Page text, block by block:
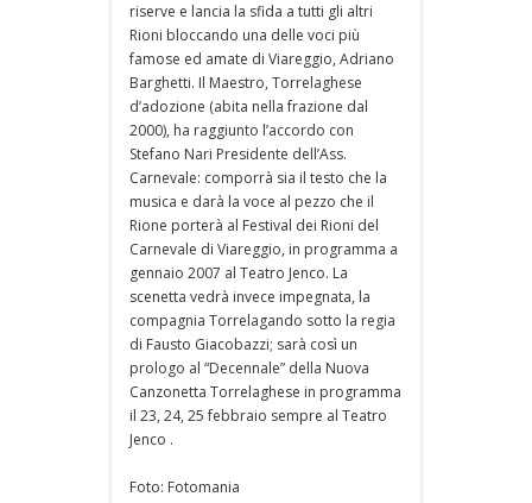
riserve e lancia la sfida a tutti gli altri
Rioni bloccando una delle voci più
famose ed amate di Viareggio, Adriano
Barghetti. Il Maestro, Torrelaghese
d’adozione (abita nella frazione dal
2000), ha raggiunto l’accordo con
Stefano Nari Presidente dell’Ass.
Carnevale: comporrà sia il testo che la
musica e darà la voce al pezzo che il
Rione porterà al Festival dei Rioni del
Carnevale di Viareggio, in programma a
gennaio 2007 al Teatro Jenco. La
scenetta vedrà invece impegnata, la
compagnia Torrelagando sotto la regia
di Fausto Giacobazzi; sarà così un
prologo al “Decennale” della Nuova
Canzonetta Torrelaghese in programma
il 23, 24, 25 febbraio sempre al Teatro
Jenco .
Foto: Fotomania